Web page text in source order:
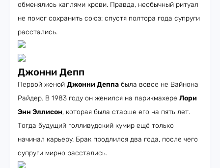
обменялись каплями крови. Правда, необычный ритуал
не помог сохранить союз: спустя полтора года супруги
расстались.
Джонни Депп
Первой женой Джонни Деппа была вовсе не Вайнона
Райдер. В 1983 году он женился на парикмахере Лори
Энн Эллисон, которая была старше его на пять лет.
Тогда будущий голливудский кумир ещё только
начинал карьеру. Брак продлился два года, после чего
супруги мирно расстались.